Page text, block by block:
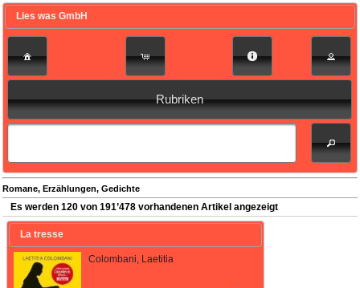
Lies was GmbH
Rubriken
Romane, Erzählungen, Gedichte
Es werden 120 von 191’478 vorhandenen Artikel angezeigt
La tresse
Colombani, Laetitia